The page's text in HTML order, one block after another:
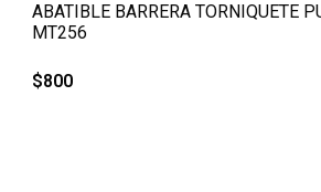
ABATIBLE BARRERA TORNIQUETE
MT256
$800